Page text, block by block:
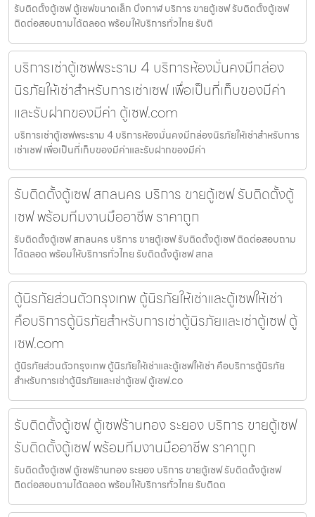
รับติดตั้งตู้เซฟ ตู้เซฟขนาดเล็ก บึงกาฬ บริการ ขายตู้เซฟ รับติดตั้งตู้เซฟ
ติดต่อสอบถามได้ตลอด พร้อมให้บริการทั่วไทย รับติ
บริการเช่าตู้เซฟพระราม 4 บริการห้องมั่นคงมีกล่อง
นิรภัยให้เช่าสำหรับการเช่าเซฟ เพื่อเป็นที่เก็บของมีค่า
และรับฝากของมีค่า ตู้เซฟ.com
บริการเช่าตู้เซฟพระราม 4 บริการห้องมั่นคงมีกล่องนิรภัยให้เช่าสำหรับการ
เช่าเซฟ เพื่อเป็นที่เก็บของมีค่าและรับฝากของมีค่า
รับติดตั้งตู้เซฟ สกลนคร บริการ ขายตู้เซฟ รับติดตั้งตู้
เซฟ พร้อมทีมงานมืออาชีพ ราคาถูก
รับติดตั้งตู้เซฟ สกลนคร บริการ ขายตู้เซฟ รับติดตั้งตู้เซฟ ติดต่อสอบถาม
ได้ตลอด พร้อมให้บริการทั่วไทย รับติดตั้งตู้เซฟ สกล
ตู้นิรภัยส่วนตัวกรุงเทพ ตู้นิรภัยให้เช่าและตู้เซฟให้เช่า
คือบริการตู้นิรภัยสำหรับการเช่าตู้นิรภัยและเช่าตู้เซฟ ตู้
เซฟ.com
ตู้นิรภัยส่วนตัวกรุงเทพ ตู้นิรภัยให้เช่าและตู้เซฟให้เช่า คือบริการตู้นิรภัย
สำหรับการเช่าตู้นิรภัยและเช่าตู้เซฟ ตู้เซฟ.co
รับติดตั้งตู้เซฟ ตู้เซฟร้านทอง ระยอง บริการ ขายตู้เซฟ
รับติดตั้งตู้เซฟ พร้อมทีมงานมืออาชีพ ราคาถูก
รับติดตั้งตู้เซฟ ตู้เซฟร้านทอง ระยอง บริการ ขายตู้เซฟ รับติดตั้งตู้เซฟ
ติดต่อสอบถามได้ตลอด พร้อมให้บริการทั่วไทย รับติดต